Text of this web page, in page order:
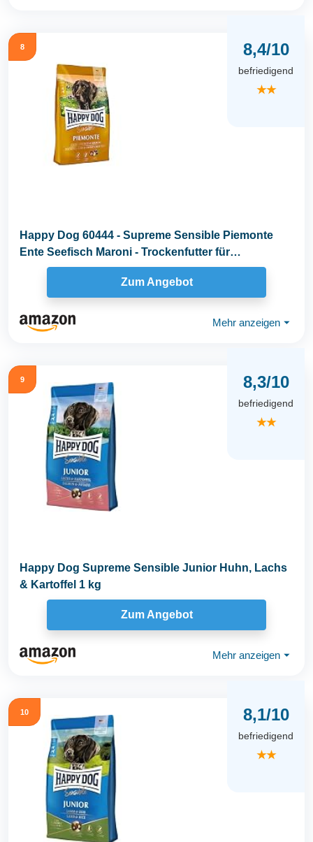
8 8,4/10
befriedigend
★★
Happy Dog 60444 - Supreme Sensible Piemonte
Ente Seefisch Maroni - Trockenfutter für
ausgewachsene...
Zum Angebot
Mehr anzeigen ⏷
9 8,3/10
befriedigend
★★
Happy Dog Supreme Sensible Junior Huhn, Lachs
& Kartoffel 1 kg
Zum Angebot
Mehr anzeigen ⏷
10 8,1/10
befriedigend
★★